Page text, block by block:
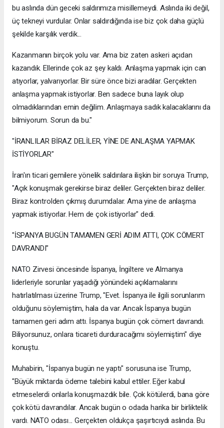
bu aslında dün geceki saldırımıza misillemeydi. Aslında iki değil,
üç tekneyi vurdular. Onlar saldırdığında ise biz çok daha güçlü
şekilde karşılık verdik...
Kazanmanın birçok yolu var. Ama biz zaten askeri açıdan
kazandık. Ellerinde çok az şey kaldı. Anlaşma yapmak için can
atıyorlar, yalvarıyorlar. Bir süre önce bizi aradılar. Gerçekten
anlaşma yapmak istiyorlar. Ben sadece buna layık olup
olmadıklarından emin değilim. Anlaşmaya sadık kalacaklarını da
bilmiyorum. Sorun da bu."
"İRANLILAR BİRAZ DELİLER, YİNE DE ANLAŞMA YAPMAK
İSTİYORLAR"
İran'ın ticari gemilere yönelik saldırılara ilişkin bir soruya Trump,
"Açık konuşmak gerekirse biraz deliler. Gerçekten biraz deliler.
Biraz kontrolden çıkmış durumdalar. Ama yine de anlaşma
yapmak istiyorlar. Hem de çok istiyorlar" dedi.
"İSPANYA BUGÜN TAMAMEN GERİ ADIM ATTI, ÇOK CÖMERT
DAVRANDI"
NATO Zirvesi öncesinde İspanya, İngiltere ve Almanya
liderleriyle sorunlar yaşadığı yönündeki açıklamalarını
hatırlatılması üzerine Trump, "Evet. İspanya ile ilgili sorunlarım
olduğunu söylemiştim, hala da var. Ancak İspanya bugün
tamamen geri adım attı. İspanya bugün çok cömert davrandı.
Biliyorsunuz, onlara ticareti durduracağımı söylemiştim" diye
konuştu.
Muhabirin, "İspanya bugün ne yaptı" sorusuna ise Trump,
"Büyük miktarda ödeme talebini kabul ettiler. Eğer kabul
etmeselerdi onlarla konuşmazdık bile. Çok kötülerdi, bana göre
çok kötü davrandılar. Ancak bugün o odada harika bir birliktelik
vardı. NATO odası... Gerçekten oldukça şaşırtıcıydı aslında. Bu